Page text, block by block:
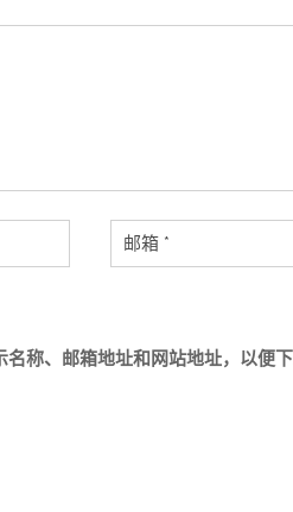
称、邮箱地址和网站地址，以便下